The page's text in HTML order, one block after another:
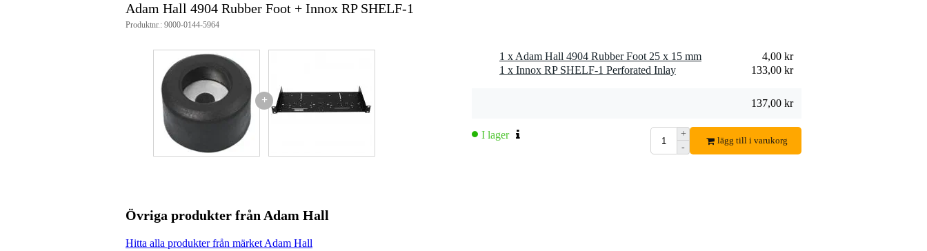
Adam Hall 4904 Rubber Foot + Innox RP SHELF-1
Produktnr.: 9000-0144-5964
+
1 x Adam Hall 4904 Rubber Foot 25 x 15 mm
4,00 kr
1 x Innox RP SHELF-1 Perforated Inlay
133,00 kr
137,00 kr
I lager
+
-
lägg till i varukorg
Övriga produkter från Adam Hall
Hitta alla produkter från märket Adam Hall